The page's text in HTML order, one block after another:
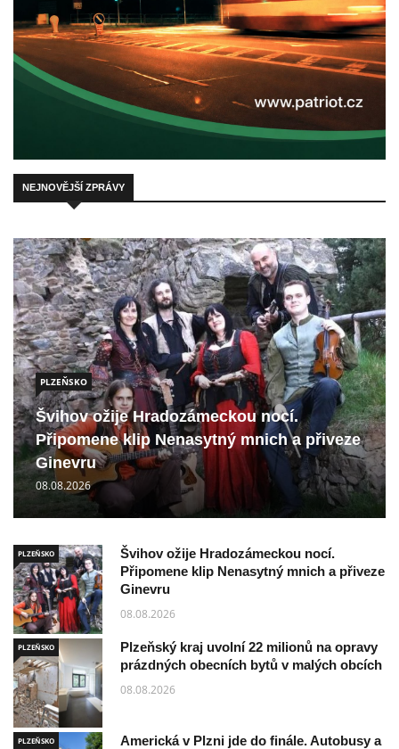
NEJNOVĚJŠÍ ZPRÁVY
PLZEŇSKO
Švihov ožije Hradozámeckou nocí.
Připomene klip Nenasytný mnich a přiveze
Ginevru
08.08.2026
PLZEŇSKO
Švihov ožije Hradozámeckou nocí.
Připomene klip Nenasytný mnich a přiveze
Ginevru
08.08.2026
PLZEŇSKO
Plzeňský kraj uvolní 22 milionů na opravy
prázdných obecních bytů v malých obcích
08.08.2026
PLZEŇSKO
Americká v Plzni jde do finále. Autobusy a